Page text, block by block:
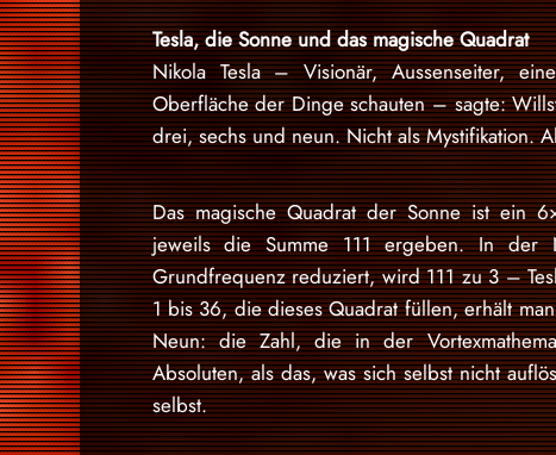
Tesla, die Sonne und das magische Quadrat
Nikola Tesla – Visionär, Aussenseiter,
Oberfläche der Dinge schauten – sagte:
drei, sechs und neun. Nicht als Mystifikation.
Das magische Quadrat der Sonne ist ein
jeweils die Summe 111 ergeben. In der
Grundfrequenz reduziert, wird 111 zu 3 –
1 bis 36, die dieses Quadrat füllen, erhält
Neun: die Zahl, die in der
Absoluten, als das, was sich selbst nicht
selbst.